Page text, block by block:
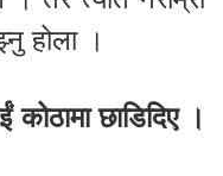
होला ।
छाडिदिए ।